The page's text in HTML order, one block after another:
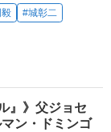
#城彰二
』》父ジョセ
ン・ドミンゴ